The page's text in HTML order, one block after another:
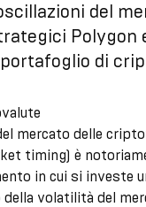
del
Polygon
di
mercato delle
timing) è
in cui si investe
volatilità del